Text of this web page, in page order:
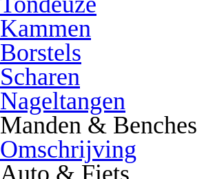
Kammen
Borstels
Scharen
Nageltangen
Manden & Benches
Omschrijving
Auto & Fiets